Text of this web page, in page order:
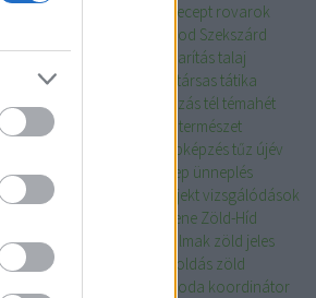
recept rovarok
super food Szekszárd
szódabikarbóna takarítástalaj
tanya társastátika
távfűtés tehetséggondozástéltémahét
természet
továbbképzéstűz újév
ünnep ünneplés
üveg Veronika zeneprojektvizsgálódások
zene Zöld-Híd
Zöldítő zöld fogadalmak zöld jeles
zöld jeles napok Zöld Megoldás zöld
Zöld Óvoda koordinátor